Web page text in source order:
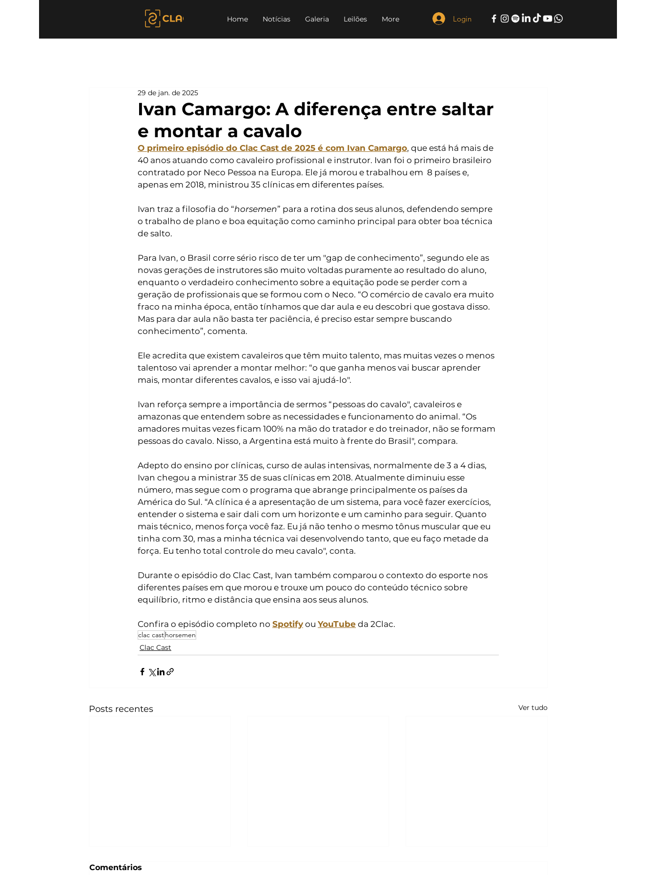
Home Notícias Galeria Leilões More Login
Ivan Camargo: A diferença entre saltar
e montar a cavalo
29 de jan. de 2025
O primeiro episódio do Clac Cast de 2025 é com Ivan Camargo, que está há mais de
40 anos atuando como cavaleiro profissional e instrutor. Ivan foi o primeiro brasileiro
contratado por Neco Pessoa na Europa. Ele já morou e trabalhou em  8 países e,
apenas em 2018, ministrou 35 clínicas em diferentes países.
Ivan traz a filosofia do “horsemen” para a rotina dos seus alunos, defendendo sempre
o trabalho de plano e boa equitação como caminho principal para obter boa técnica
de salto.
Para Ivan, o Brasil corre sério risco de ter um "gap de conhecimento”, segundo ele as
novas gerações de instrutores são muito voltadas puramente ao resultado do aluno,
enquanto o verdadeiro conhecimento sobre a equitação pode se perder com a
geração de profissionais que se formou com o Neco. “O comércio de cavalo era muito
fraco na minha época, então tínhamos que dar aula e eu descobri que gostava disso.
Mas para dar aula não basta ter paciência, é preciso estar sempre buscando
conhecimento”, comenta.
Ele acredita que existem cavaleiros que têm muito talento, mas muitas vezes o menos
talentoso vai aprender a montar melhor: “o que ganha menos vai buscar aprender
mais, montar diferentes cavalos, e isso vai ajudá-lo".
Ivan reforça sempre a importância de sermos “pessoas do cavalo", cavaleiros e
amazonas que entendem sobre as necessidades e funcionamento do animal. “Os
amadores muitas vezes ficam 100% na mão do tratador e do treinador, não se formam
pessoas do cavalo. Nisso, a Argentina está muito à frente do Brasil", compara.
Adepto do ensino por clínicas, curso de aulas intensivas, normalmente de 3 a 4 dias,
Ivan chegou a ministrar 35 de suas clínicas em 2018. Atualmente diminuiu esse
número, mas segue com o programa que abrange principalmente os países da
América do Sul. “A clínica é a apresentação de um sistema, para você fazer exercícios,
entender o sistema e sair dali com um horizonte e um caminho para seguir. Quanto
mais técnico, menos força você faz. Eu já não tenho o mesmo tônus muscular que eu
tinha com 30, mas a minha técnica vai desenvolvendo tanto, que eu faço metade da
força. Eu tenho total controle do meu cavalo", conta.
Durante o episódio do Clac Cast, Ivan também comparou o contexto do esporte nos
diferentes países em que morou e trouxe um pouco do conteúdo técnico sobre
equilíbrio, ritmo e distância que ensina aos seus alunos.
Confira o episódio completo no Spotify ou YouTube da 2Clac.
clac casthorsemen
Clac Cast
Posts recentes Ver tudo
Comentários